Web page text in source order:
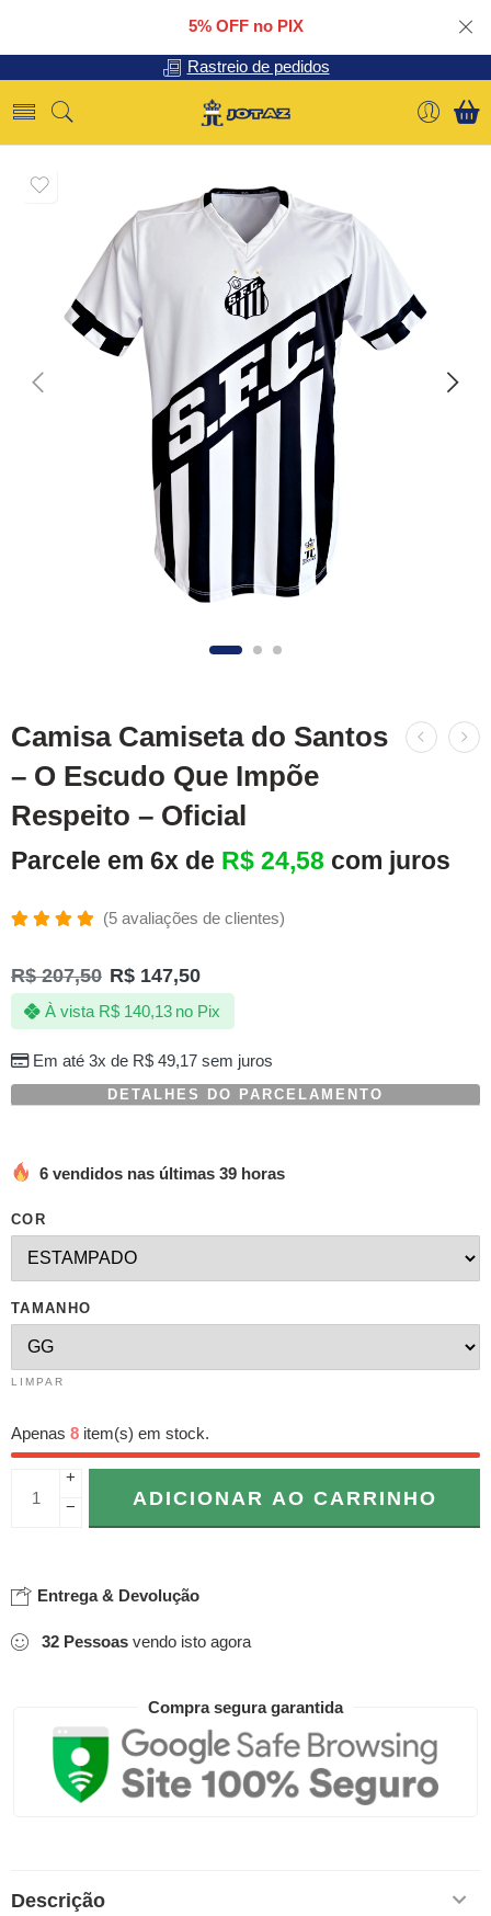
5% OFF no PIX
Rastreio de pedidos
Camisa Camiseta do Santos
– O Escudo Que Impõe
Respeito – Oficial
Parcele em 6x de R$ 24,58 com juros
4.80de 5,
com
baseado
em
de
clientes
(5avaliações de clientes)
R$207,50 R$ 147,50
Em até 3x de R$49,17sem juros
À vista R$140,13 no Pix
DETALHES DO PARCELAMENTO
6 vendidos nas últimas 39 horas
COR
TAMANHO
LIMPAR
Apenas 8 item(s) em stock.
+
−
ADICIONAR AO CARRINHO
Entrega & Devolução
32 Pessoas vendo isto agora
Compra segura garantida
Descrição